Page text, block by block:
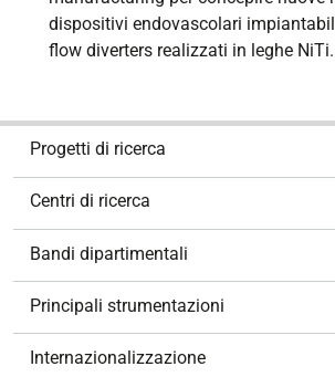
dispositivi endovascolari
flow diverters realizzati in leghe NiTi.
Progetti di ricerca
Centri di ricerca
Bandi dipartimentali
Principali strumentazioni
Internazionalizzazione